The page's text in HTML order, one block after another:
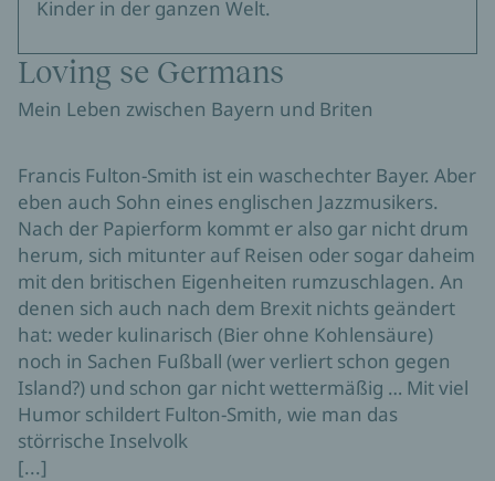
Kinder in der ganzen Welt.
Loving se Germans
Mein Leben zwischen Bayern und Briten
Francis Fulton-Smith ist ein waschechter Bayer. Aber
eben auch Sohn eines englischen Jazzmusikers.
Nach der Papierform kommt er also gar nicht drum
herum, sich mitunter auf Reisen oder sogar daheim
mit den britischen Eigenheiten rumzuschlagen. An
denen sich auch nach dem Brexit nichts geändert
hat: weder kulinarisch (Bier ohne Kohlensäure)
noch in Sachen Fußball (wer verliert schon gegen
Island?) und schon gar nicht wettermäßig … Mit viel
Humor schildert Fulton-Smith, wie man das
störrische Inselvolk
[...]